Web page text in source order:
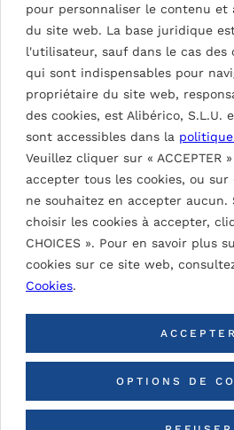
pour personnaliser le contenu et
du site web. La base juridique
l'utilisateur, sauf dans le cas des
qui sont indispensables pour
propriétaire du site web,
des cookies, est Alibérico, S.L.U.
sont accessibles dans la
Veuillez cliquer sur « ACCEPTER
accepter tous les cookies, ou sur
ne souhaitez en accepter aucun.
choisir les cookies à accepter,
CHOICES ». Pour en savoir plus
cookies sur ce site web,
Cookies.
OPTIONS DE
ACCEPTER
EMAIL*
TÉLÉPHONE*
PAYS*
PROVINCE/ÉTAT